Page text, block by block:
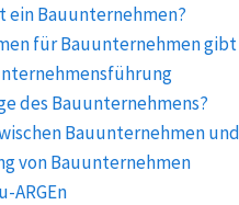
ein Bauunternehmen?
für Bauunternehmen gibt
des Bauunternehmens?
Bauunternehmen
von Bauunternehmen
ARGEn